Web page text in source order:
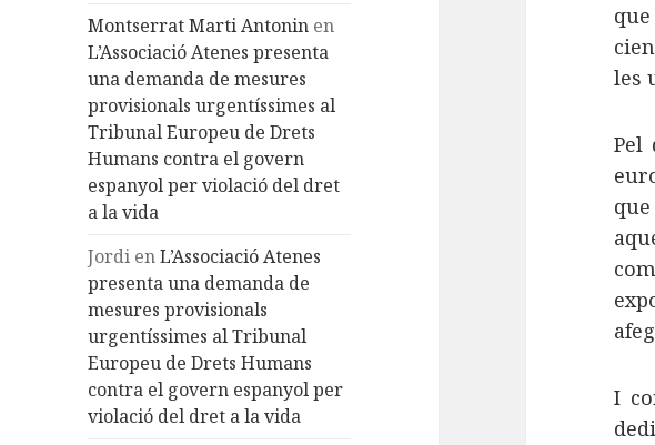
Montserrat Marti Antonin en
L’Associació Atenes presenta
una demanda de mesures
provisionals urgentíssimes al
Tribunal Europeu de Drets
Humans contra el govern
espanyol per violació del dret
a la vida
Jordi enL’Associació Atenes
presenta una demanda de
mesures provisionals
urgentíssimes al Tribunal
Europeu de Drets Humans
contra el govern espanyol per
violació del dret a la vida
les
Pel
I